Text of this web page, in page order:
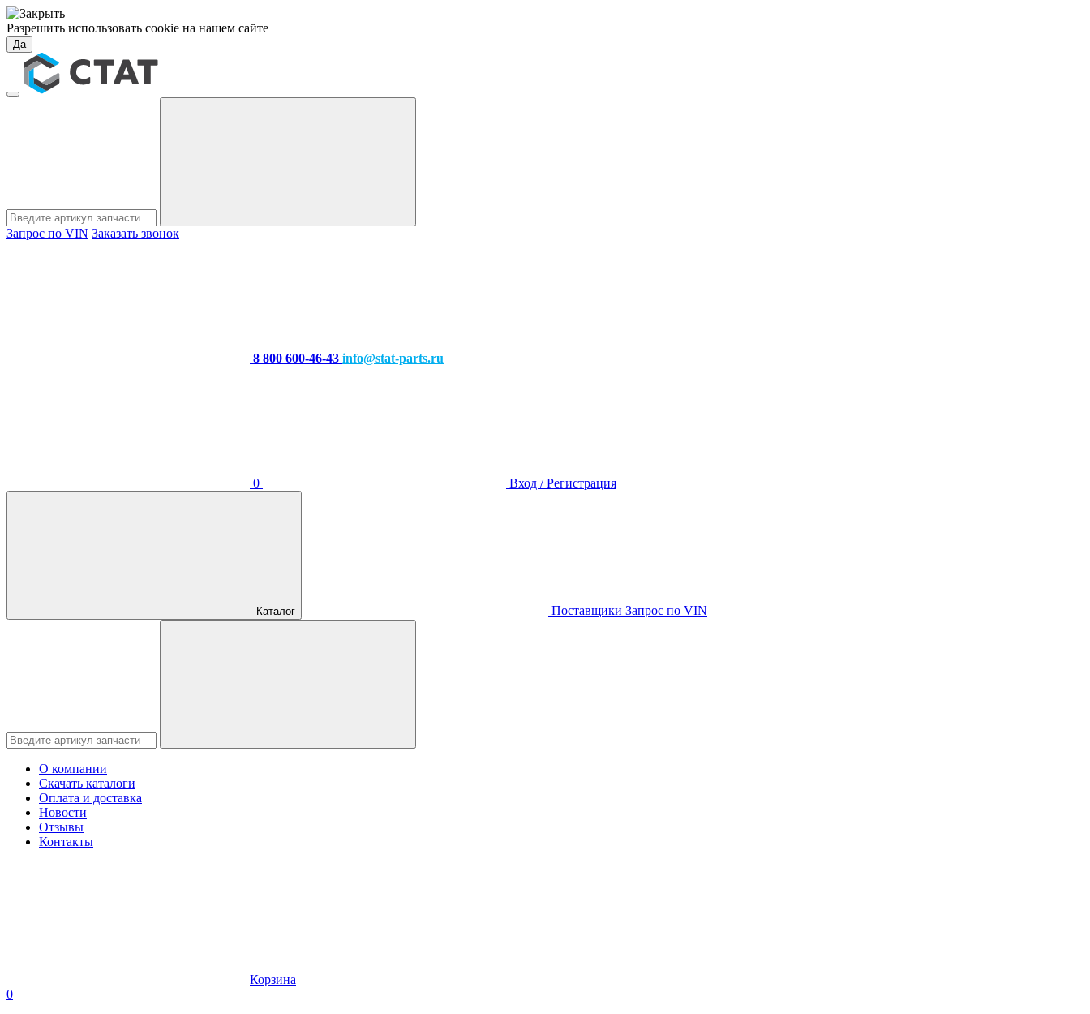
Разрешить использовать cookie на нашем сайте
Да
Запрос по VIN Заказать звонок
8 800 600-46-43 info@stat-parts.ru
0 Вход / Регистрация
Каталог Поставщики Запрос по VIN
О компании
Скачать каталоги
Оплата и доставка
Новости
Отзывы
Контакты
Корзина
0